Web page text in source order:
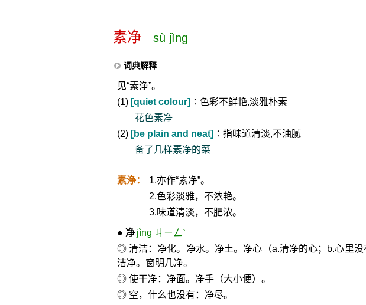
素净 sù jìng
词典解释
见“素浄”。
(1) [quiet colour] ∶色彩不鲜艳,淡雅朴素
花色素净
(2) [be plain and neat] ∶指味道清淡,不油腻
备了几样素净的菜
素浄：
1.亦作“素净”。
2.色彩淡雅，不浓艳。
3.味道清淡，不肥浓。
● 净 jìng ㄐㄧㄥˋ
◎ 清洁：净化。净水。净土。净心（a.清净的心；b.心里没
洁净。窗明几净。
◎ 使干净：净面。净手（大小便）。
◎ 空，什么也没有：净尽。